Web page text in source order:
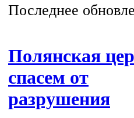
Последнее
Полянская
спасем от
разрушения